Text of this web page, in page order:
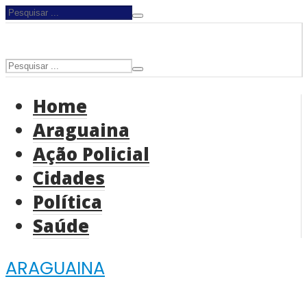
Home
Araguaina
Ação Policial
Cidades
Política
Saúde
ARAGUAINA